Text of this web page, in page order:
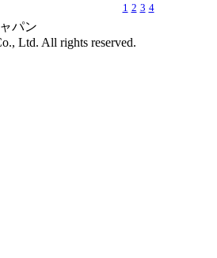
1 2 3 4
パン
Ltd. All rights reserved.